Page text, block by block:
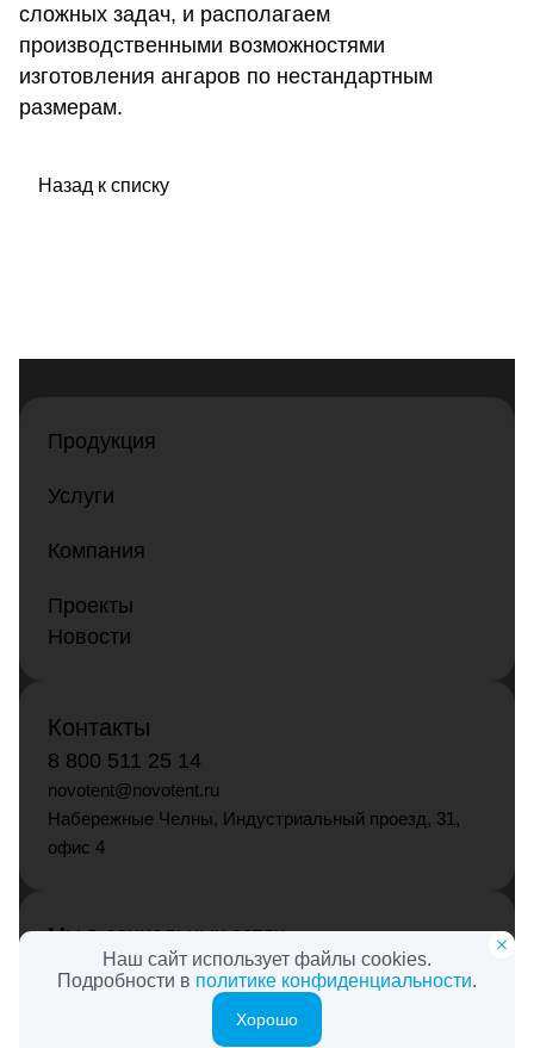
сложных задач, и располагаем
производственными возможностями
изготовления ангаров по нестандартным
размерам.
Назад к списку
Наш сайт использует файлы cookies.
Подробности в политике конфиденциальности.
Хорошо
Продукция
Услуги
Компания
Проекты
Новости
Контакты
8 800 511 25 14
novotent@novotent.ru
Набережные Челны, Индустриальный проезд, 31,
офис 4
Мы в социальных сетях